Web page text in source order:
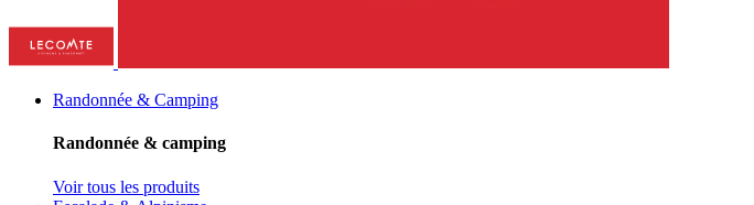
Randonnée & Camping
Randonnée & camping
Voir tous les produits